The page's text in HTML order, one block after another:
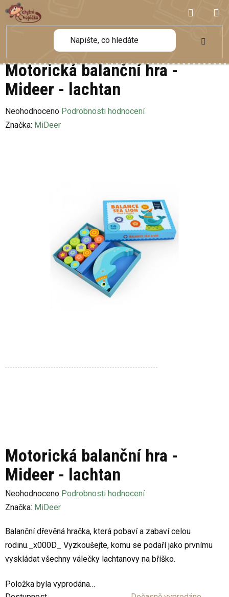
Přejít
na
obsah
KOŠÍK
Motorická balanční hra -
Mideer - lachtan
Průměrné
hodnocení
je
0,0
z
hvězdiček.
Neohodnoceno Podrobnosti hodnocení
Značka: MiDeer
Balanční dřevěná hračka, která pobaví a zabaví celou
rodinu._x000D_ Vyzkoušejte, komu se podaří jako prvnímu
vyskládat všechny válečky lachtanovy na bříško.
Položka byla vyprodána…
Motorická balanční hra -
Mideer - lachtan
Průměrné
hodnocení
Neohodnoceno Podrobnosti hodnocení
Značka: MiDeer